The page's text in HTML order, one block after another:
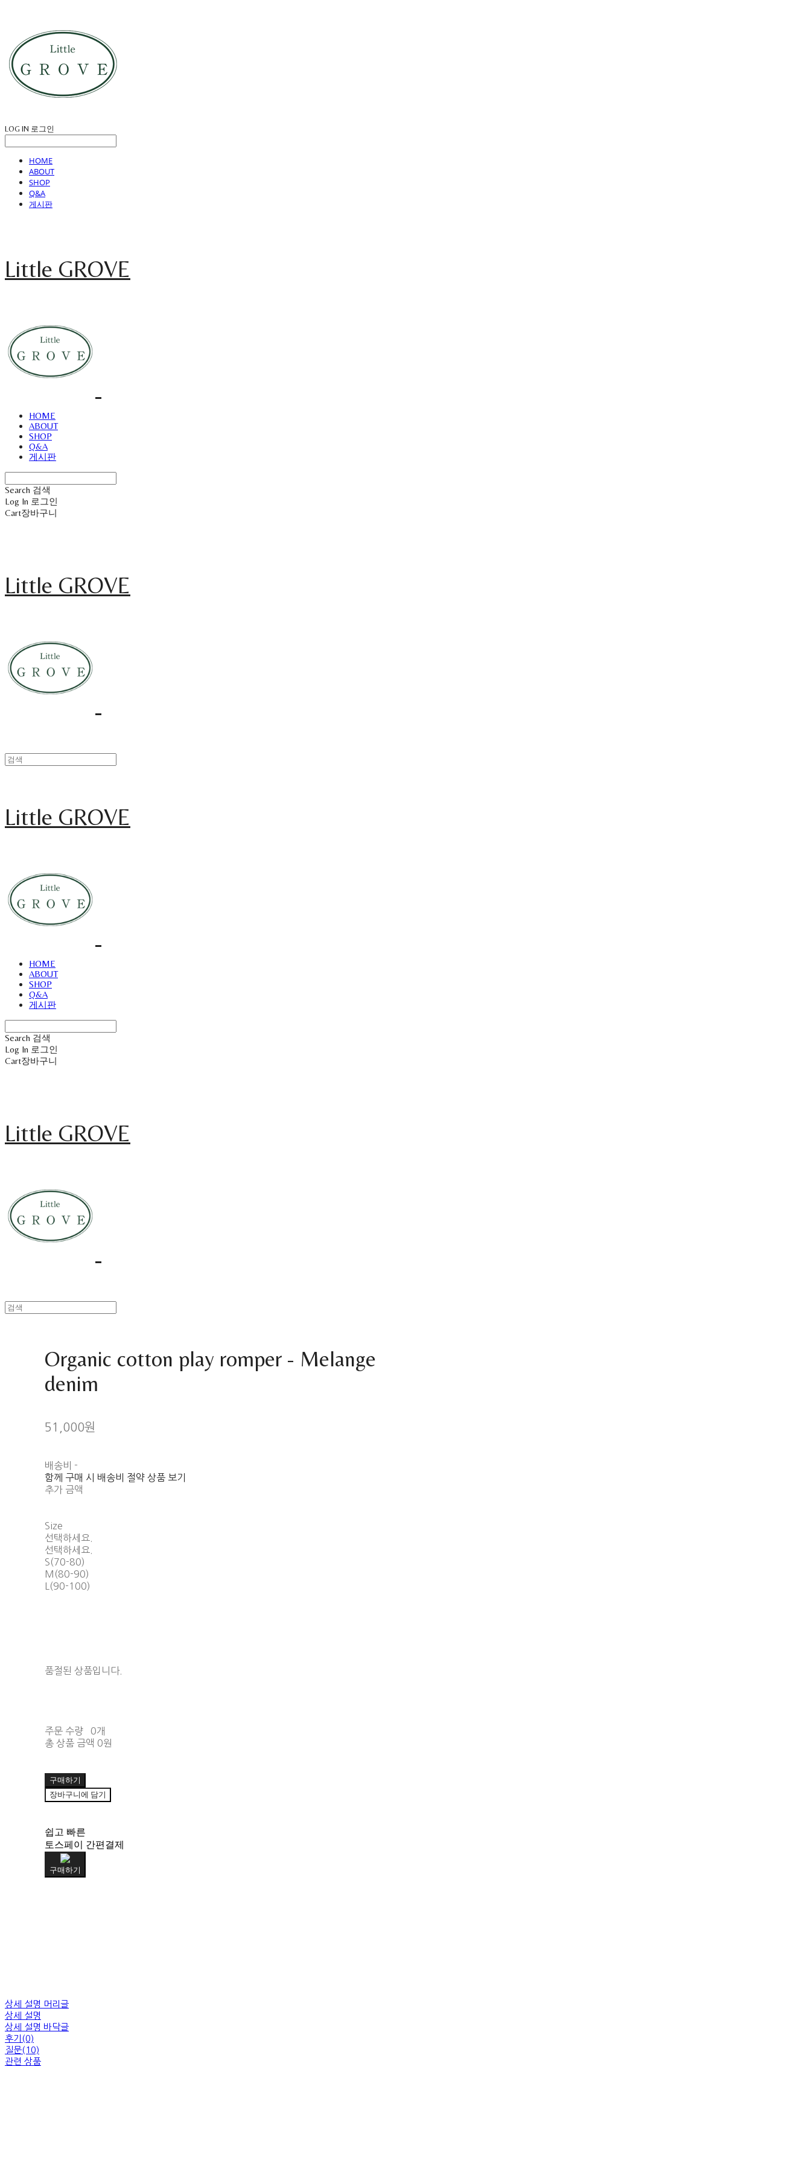
LOG IN 로그인
HOME
ABOUT
SHOP
Q&A
게시판
Little GROVE
HOME
ABOUT
SHOP
Q&A
게시판
Search 검색
Log In 로그인
Cart장바구니
Little GROVE
Little GROVE
HOME
ABOUT
SHOP
Q&A
게시판
Search 검색
Log In 로그인
Cart장바구니
Little GROVE
Organic cotton play romper - Melange
denim
51,000원
배송비 -
함께 구매 시 배송비 절약 상품 보기
추가 금액
Size
선택하세요.
선택하세요.
S(70-80)
M(80-90)
L(90-100)
품절된 상품입니다.
주문 수량
0개
총 상품 금액 0원
구매하기
장바구니에 담기
쉽고 빠른
토스페이 간편결제
구매하기
상세 설명 머리글
상세 설명
상세 설명 바닥글
후기(0)
질문(10)
관련 상품